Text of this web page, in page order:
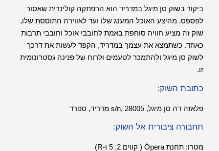
ביקור בשוק סן מיגל במדריד הוא הרפתקה קולינרית שאסור
לפספס. מהיצע האוכל המענג שלו ועד לאווירה התוססת שלו,
שוק זה מציע חוויה סוחפת באמת לחובבי אוכל וחובבי תרבות
כאחד. כשתמצא את עצמך במדריד, הקפד לעשות את דרכך
לשוק סן מיגל ולהתמכר לטעמים ולרוח של פנינה גסטרונומית
זו.
כתובת השוק:
פלאזה דה סן מיגל, s/n, 28005 מדריד, ספרד
תחבורה ציבורית אל השוק:
מטרו: תחנת Ópera ( קווים 2, 5 ו-R)